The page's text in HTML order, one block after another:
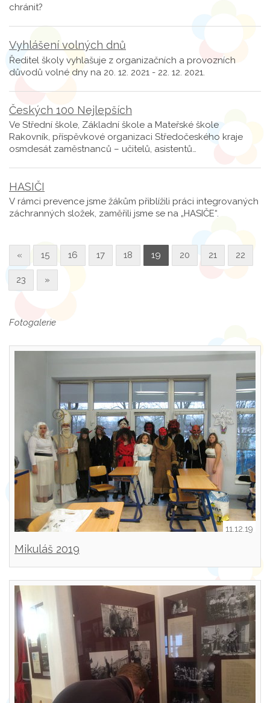
chránit?
Vyhlášení volných dnů
Ředitel školy vyhlašuje z organizačních a provozních
důvodů volné dny na 20. 12. 2021 - 22. 12. 2021.
Českých 100 Nejlepších
Ve Střední škole, Základní škole a Mateřské škole
Rakovník, příspěvkové organizaci Středočeského kraje
osmdesát zaměstnanců – učitelů, asistentů…
HASIČI
V rámci prevence jsme žákům přiblížili práci integrovaných
záchranných složek, zaměřili jsme se na „HASIČE“.
« 15 16 17 18 19 20 21 22
23 »
Fotogalerie
11.12.19
Mikuláš 2019